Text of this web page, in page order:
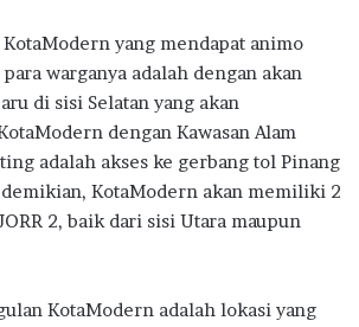
yang mendapat animo
warganya adalah dengan akan
di sisi Selatan yang akan
dengan Kawasan Alam
adalah akses ke gerbang tol Pinang
demikian, KotaModern akan memiliki 2
2, baik dari sisi Utara maupun
KotaModern adalah lokasi yang